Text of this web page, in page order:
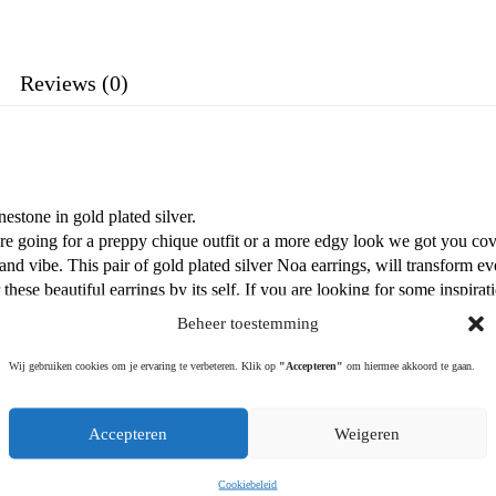
Beheer toestemming
Wij gebruiken cookies om je ervaring te verbeteren. Klik op "Accepteren" om hiermee akkoord te gaan.
Accepteren Weigeren
Cookiebeleid
Reviews (0)
in gold plated silver.
going for a preppy chique outfit or a more edgy look we got you
vibe. This pair of gold plated silver Noa earrings, will transform
beautiful earrings by its self. If you are looking for some
pair of Noa earrings are available in gold plated silver. The earrings
gemakkelijk te dragen. Elk sieraad geeft een toevoeging aan je
ander oorbellen uit onze collectie of alleen dragen. Als je opzoek
adres. Hier delen we dagelijks nieuwe sieraden, manieren om de